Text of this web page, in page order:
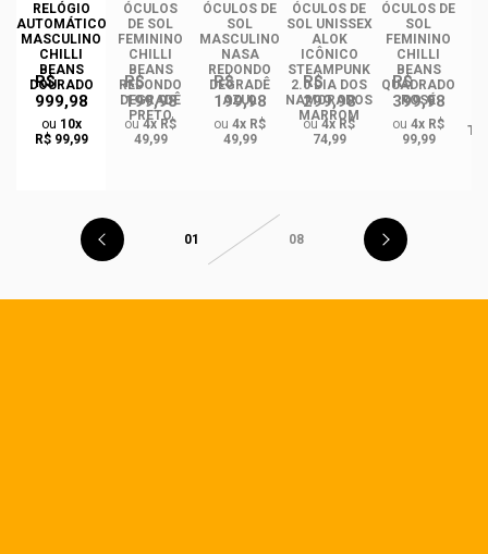
RELÓGIO
AUTOMÁTICO
MASCULINO
CHILLI
BEANS
DOURADO
R$
999,98
ou 10x
R$ 99,99
ÓCULOS
DE SOL
FEMININO
CHILLI
BEANS
REDONDO
DEGRADÊ
PRETO
R$
199,98
ou4x R$
49,99
ÓCULOS DE
SOL
MASCULINO
NASA
REDONDO
DEGRADÊ
AZUL
R$
199,98
ou 4x R$
49,99
ÓCULOS DE
SOL UNISSEX
ALOK
ICÔNICO
STEAMPUNK
2.0 DIA DOS
NAMORADOS
MARROM
R$
299,98
ou4x R$
74,99
ÓCULOS DE
SOL
FEMININO
CHILLI
BEANS
QUADRADO
ROSÉ
R$
399,98
ou 4x R$
99,99
01 08